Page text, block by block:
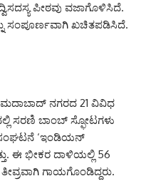
ಪೀಠವು ವಜಾಗೊಳಿಸಿದೆ.
ಸಂಪೂರ್ಣವಾಗಿ ಖಚಿತಪಡಿಸಿದೆ.
ನಗರದ 21 ವಿವಿಧ
ಸರಣಿ ಬಾಂಬ್ ಸ್ಫೋಟಗಳು
ಸಂಘಟನೆ ‘ಇಂಡಿಯನ್
ಈ ಭೀಕರ ದಾಳಿಯಲ್ಲಿ 56
ಗಾಯಗೊಂಡಿದ್ದರು.